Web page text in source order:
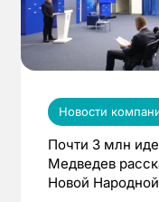
Новости
Почти 3 млн
Медведев
Новой Народной